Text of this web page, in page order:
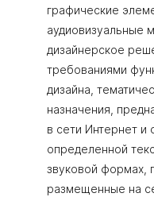
графические
аудиовизуальные
дизайнерское
требованиями
дизайна,
назначения,
в сети Интернет
определенной
звуковой формах,
размещенные на